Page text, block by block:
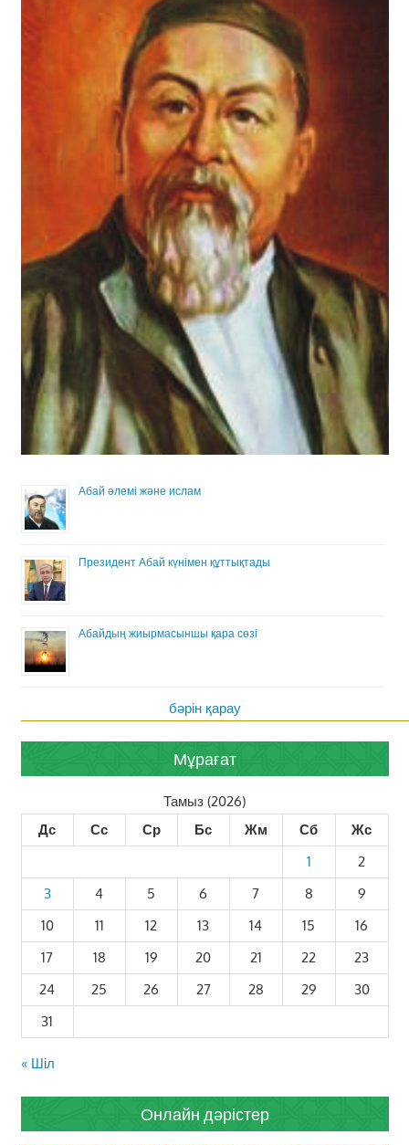
Абай әлемі және ислам
Президент Абай күнімен құттықтады
Абайдың жиырмасыншы қара сөзі
бәрін қарау
Мұрағат
Тамыз (2026)
Дс
Сс Ср Бс Жм Сб
Жс
1
2
3
4 5 6 7 8
9
10
11 12 13 14 15
16
17
18 19 20 21 22
23
24
25 26 27 28 29
30
31
« Шіл
Онлайн дәрістер